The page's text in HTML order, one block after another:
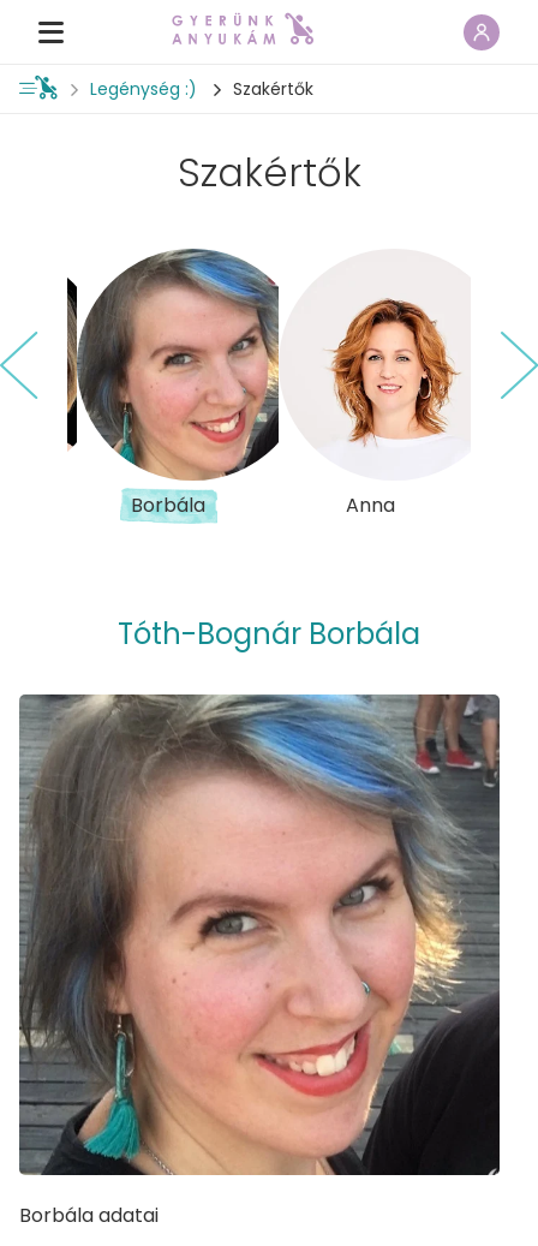
Legénység :) Szakértők
Szakértők
Borbála Anna
Tóth-Bognár Borbála
Borbála adatai